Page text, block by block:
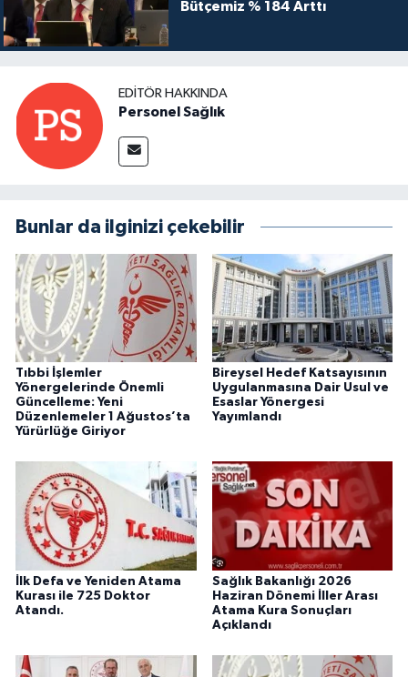
Bütçemiz % 184 Arttı
EDITÖR HAKKINDA
Personel Sağlık
Bunlar da ilginizi çekebilir
Tıbbi İşlemler
Yönergelerinde Önemli
Güncelleme: Yeni
Düzenlemeler 1 Ağustos’ta
Yürürlüğe Giriyor
Bireysel Hedef Katsayısının
Uygulanmasına Dair Usul ve
Esaslar Yönergesi
Yayımlandı
İlk Defa ve Yeniden Atama
Kurası ile 725 Doktor
Atandı.
Sağlık Bakanlığı 2026
Haziran Dönemi İller Arası
Atama Kura Sonuçları
Açıklandı